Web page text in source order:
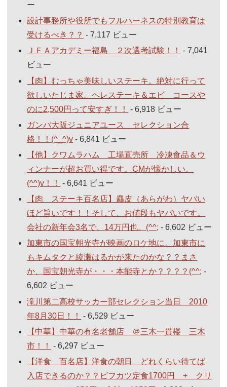
ー
設計事務所や役所でもフルハーネスの特別教育は
受けるべき？？ - 7,117 ビュー
ＪＦＡアカデミー福島 ２次選考試験！！
- 7,041
ビュー
【肉】むっちゃ美味しいステーキ。絶対に行って
欲しいたじま家。ヘレステーキ＆エビ コースや
のに2,500円って安すぎ！！
- 6,918 ビュー
ガンバ大阪ジュニアユース セレクション合
格！！(^_^)v - 6,841 ビュー
【他】クワムラハム 工場直売所 冷凍食品＆ウ
ィンナーが超お買い得です。CMが懐かしい。
(^^)v！！
- 6,641 ビュー
【肉 ステーキ百名店】麤皮（あらがわ）ヤバい
ほど旨いです！！そして、お値段もヤバいです。
会社の新年会3名で、14万円也。(^^; - 6,602 ビュー
加東市の国宝朝光寺が映画のロケ地に。加東市に
もキムタクと綾瀬はるかが来たのかな？？まさ
か、国宝朝光寺が・・・本能寺とか？？？？(^^; -
6,602 ビュー
滝川第二高校サッカー部セレクション当日 2010
年8月30日！！
- 6,529 ビュー
【中華】中華の有名老舗店 ＠三木一貫楼 三木
市！！
- 6,297 ビュー
【洋食 百名店】洋食の朝日 どれくらい待てば
入店できるのか？？ビフカツ定食1700円 + クリ